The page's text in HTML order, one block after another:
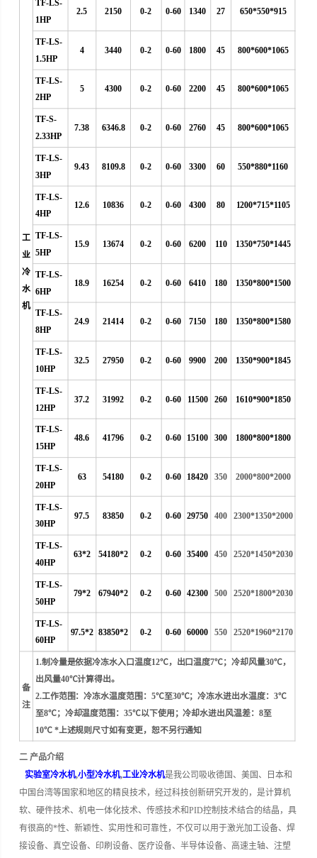
工
业
冷
水
机
TF-LS-
1HP
2.5 2150 0-2 0-60 1340 27 650*550*915
TF-LS-
1.5HP
4 3440 0-2 0-60 1800 45 800*600*1065
TF-LS-
2HP
5 4300 0-2 0-60 2200 45 800*600*1065
TF-S-
2.33HP
7.38 6346.8 0-2 0-60 2760 45 800*600*1065
TF-LS-
3HP
9.43 8109.8 0-2 0-60 3300 60 550*880*1160
TF-LS-
4HP
12.6 10836 0-2 0-60 4300 80 1200*715*1105
TF-LS-
5HP
15.9 13674 0-2 0-60 6200 110 1350*750*1445
TF-LS-
6HP
18.9 16254 0-2 0-60 6410 180 1350*800*1500
TF-LS-
8HP
24.9 21414 0-2 0-60 7150 180 1350*800*1580
TF-LS-
10HP
32.5 27950 0-2 0-60 9900 200 1350*900*1845
TF-LS-
12HP
37.2 31992 0-2 0-60 11500 260 1610*900*1850
TF-LS-
15HP
48.6 41796 0-2 0-60 15100 300 1800*800*1800
TF-LS-
20HP
63 54180 0-2 0-60 18420 350 2000*800*2000
TF-LS-
30HP
97.5 83850 0-2 0-60 29750 400 2300*1350*2000
TF-LS-
40HP
63*2 54180*2 0-2 0-60 35400 450 2520*1450*2030
TF-LS-
50HP
79*2 67940*2 0-2 0-60 42300 500 2520*1800*2030
TF-LS-
60HP
97.5*2 83850*2 0-2 0-60 60000 550 2520*1960*2170
备
注
1.制冷量是依据冷冻水入口温度12℃，出口温度7℃；冷却风量30℃，
出风量40℃计算得出。
2.工作范围：冷冻水温度范围：5℃至30℃；冷冻水进出水温度：3℃
至8℃；冷却温度范围：35℃以下使用；冷却水进出风温差：8至
10℃ *上述规则尺寸如有变更，恕不另行通知
二 产品介绍
实验室冷水机,小型冷水机,工业冷水机是我公司吸收德国、美国、日本和
中国台湾等国家和地区的精良技术，经过科技创新研究开发的，是计算机
软、硬件技术、机电一体化技术、传感技术和PID控制技术结合的结晶，具
有很高的*性、新颖性、实用性和可靠性，不仅可以用于激光加工设备、焊
接设备、真空设备、印刷设备、医疗设备、半导体设备、高速主轴、注塑